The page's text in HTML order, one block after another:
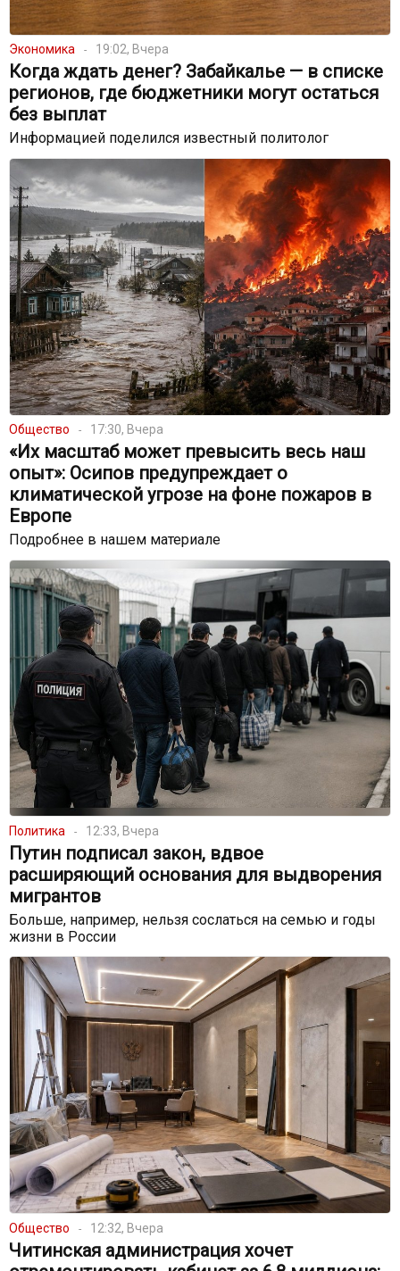
Экономика 19:02, Вчера
Когда ждать денег? Забайкалье — в списке
регионов, где бюджетники могут остаться
без выплат
Информацией поделился известный политолог
Общество 17:30, Вчера
«Их масштаб может превысить весь наш
опыт»: Осипов предупреждает о
климатической угрозе на фоне пожаров в
Европе
Подробнее в нашем материале
Политика 12:33, Вчера
Путин подписал закон, вдвое
расширяющий основания для выдворения
мигрантов
Больше, например, нельзя сослаться на семью и годы
жизни в России
Общество 12:32, Вчера
Читинская администрация хочет